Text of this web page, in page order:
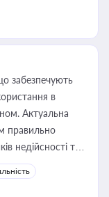
забезпечують
в
Актуальна
правильно
недійсності та
влади та